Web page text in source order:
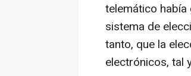
telemático
sistema de
tanto, que la
electrónicos, tal